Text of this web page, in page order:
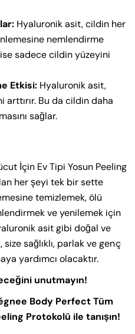
Hyaluronik asit, cildin her
nemlendirme
sadece cildin yüzeyini
Etkisi: Hyaluronik asit,
Bu da cildin daha
sağlar.
İçin Ev Tipi Yosun Peeling
her şeyi tek bir sette
temizlemek, ölü
ve yenilemek için
asit gibi doğal ve
sağlıklı, parlak ve genç
yardımcı olacaktır.
unutmayın!
Body Perfect Tüm
Protokolü ile tanışın!